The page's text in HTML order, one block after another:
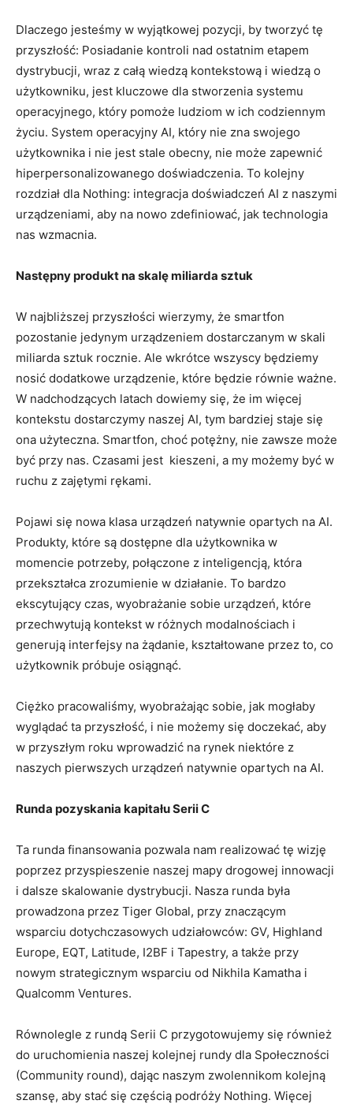
Dlaczego jesteśmy w wyjątkowej pozycji, by tworzyć tę
przyszłość: Posiadanie kontroli nad ostatnim etapem
dystrybucji, wraz z całą wiedzą kontekstową i wiedzą o
użytkowniku, jest kluczowe dla stworzenia systemu
operacyjnego, który pomoże ludziom w ich codziennym
życiu. System operacyjny AI, który nie zna swojego
użytkownika i nie jest stale obecny, nie może zapewnić
hiperpersonalizowanego doświadczenia. To kolejny
rozdział dla Nothing: integracja doświadczeń AI z naszymi
urządzeniami, aby na nowo zdefiniować, jak technologia
nas wzmacnia.
Następny produkt na skalę miliarda sztuk
W najbliższej przyszłości wierzymy, że smartfon
pozostanie jedynym urządzeniem dostarczanym w skali
miliarda sztuk rocznie. Ale wkrótce wszyscy będziemy
nosić dodatkowe urządzenie, które będzie równie ważne.
W nadchodzących latach dowiemy się, że im więcej
kontekstu dostarczymy naszej AI, tym bardziej staje się
ona użyteczna. Smartfon, choć potężny, nie zawsze może
być przy nas. Czasami jest kieszeni, a my możemy być w
ruchu z zajętymi rękami.
Pojawi się nowa klasa urządzeń natywnie opartych na AI.
Produkty, które są dostępne dla użytkownika w
momencie potrzeby, połączone z inteligencją, która
przekształca zrozumienie w działanie. To bardzo
ekscytujący czas, wyobrażanie sobie urządzeń, które
przechwytują kontekst w różnych modalnościach i
generują interfejsy na żądanie, kształtowane przez to, co
użytkownik próbuje osiągnąć.
Ciężko pracowaliśmy, wyobrażając sobie, jak mogłaby
wyglądać ta przyszłość, i nie możemy się doczekać, aby
w przyszłym roku wprowadzić na rynek niektóre z
naszych pierwszych urządzeń natywnie opartych na AI.
Runda pozyskania kapitału Serii C
Ta runda finansowania pozwala nam realizować tę wizję
poprzez przyspieszenie naszej mapy drogowej innowacji
i dalsze skalowanie dystrybucji. Nasza runda była
prowadzona przez Tiger Global, przy znaczącym
wsparciu dotychczasowych udziałowców: GV, Highland
Europe, EQT, Latitude, I2BF i Tapestry, a także przy
nowym strategicznym wsparciu od Nikhila Kamatha i
Qualcomm Ventures.
Równolegle z rundą Serii C przygotowujemy się również
do uruchomienia naszej kolejnej rundy dla Społeczności
(Community round), dając naszym zwolennikom kolejną
szansę, aby stać się częścią podróży Nothing. Więcej